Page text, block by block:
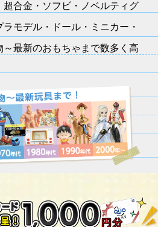
合金・ソフビ・ノベルティグ
モデル・ドール・ミニカー・
最新のおもちゃまで数多く高